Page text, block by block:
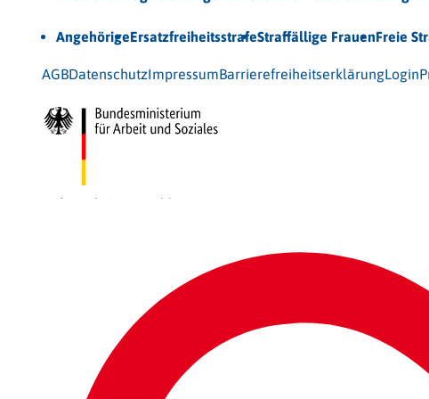
AngehörigeErsatzfreiheitsstrafeStraffällige FrauenFreie
AGBDatenschutzImpressumBarrierefreiheitserklärungLogin